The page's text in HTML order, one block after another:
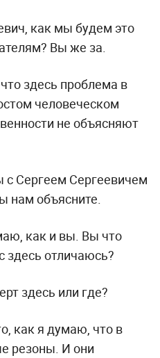
как мы будем это
Вы же за.
здесь проблема в
человеческом
не объясняют
с Сергеем Сергеевичем
нам объясните.
как и вы. Вы что
здесь отличаюсь?
здесь или где?
как я думаю, что в
резоны. И они